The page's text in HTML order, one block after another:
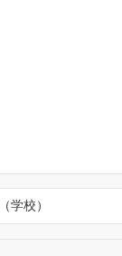
学校）